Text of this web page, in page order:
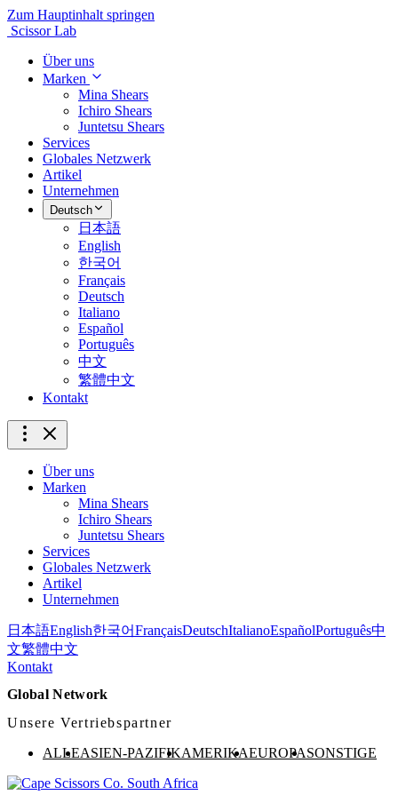
Zum Hauptinhalt springen
Scissor Lab
Über uns
Marken
Mina Shears
Ichiro Shears
Juntetsu Shears
Services
Globales Netzwerk
Artikel
Unternehmen
Deutsch
日本語
English
한국어
Français
Deutsch
Italiano
Español
Português
中文
繁體中文
Kontakt
Über uns
Marken
Mina Shears
Ichiro Shears
Juntetsu Shears
Services
Globales Netzwerk
Artikel
Unternehmen
日本語English한국어FrançaisDeutschItalianoEspañolPortuguês中
文繁體中文
Kontakt
Global Network
Unsere Vertriebspartner
ALLEASIEN-PAZIFIKAMERIKAEUROPASONSTIGE